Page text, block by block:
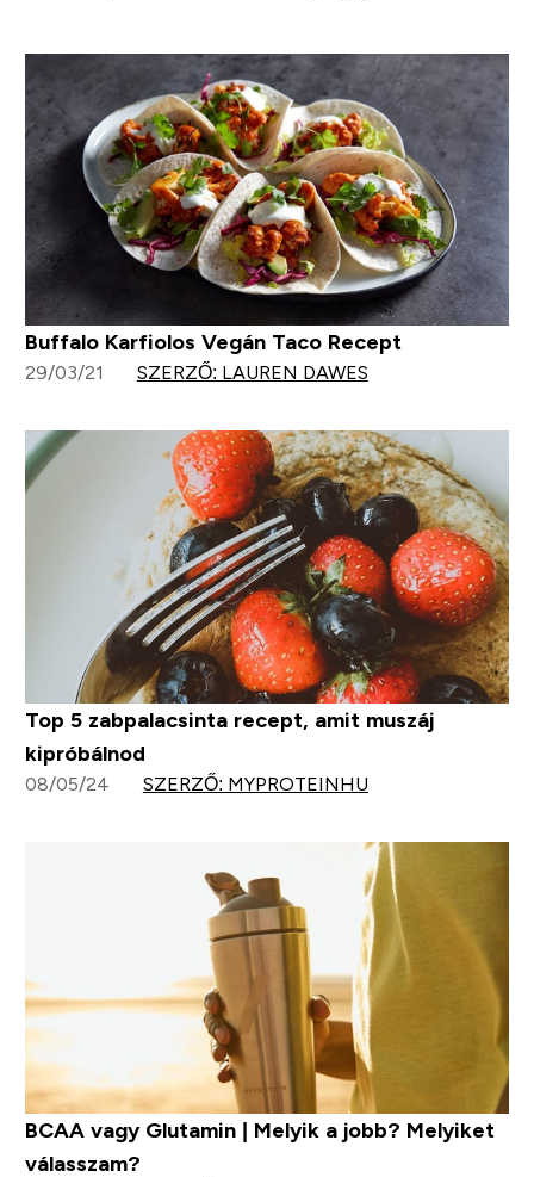
Buffalo Karfiolos Vegán Taco Recept
29/03/21 SZERZŐ: LAUREN DAWES
Top 5 zabpalacsinta recept, amit muszáj
kipróbálnod
08/05/24 SZERZŐ: MYPROTEINHU
BCAA vagy Glutamin | Melyik a jobb? Melyiket
válasszam?